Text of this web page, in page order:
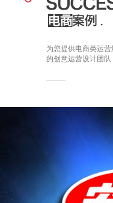
为您提供电商类运
的创意运营设计团队